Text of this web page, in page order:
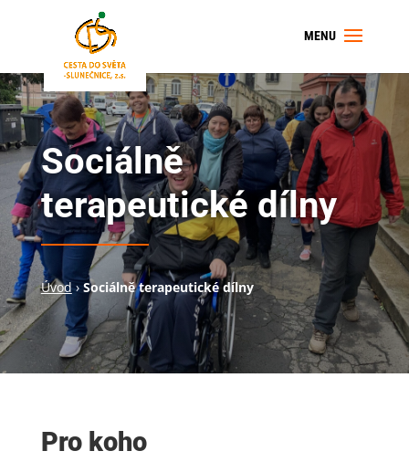
Sociálně
terapeutické dílny
Úvod›Sociálně terapeutické dílny
Pro koho